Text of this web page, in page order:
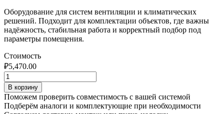
Оборудование для систем вентиляции и климатических
решений. Подходит для комплектации объектов, где важны
надёжность, стабильная работа и корректный подбор под
параметры помещения.
Стоимость
₽5,470.00
Количество
товара
ALUDEC
DA3/A23-
203/10м
В корзину
Поможем проверить совместимость с вашей системой
Подберём аналоги и комплектующие при необходимости